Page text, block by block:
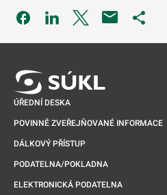
Odkaz se otevře na nové
Odkaz se otevře na
Odkaz se
ÚŘEDNÍ DESKA
POVINNĚ ZVEŘEJŇOVANÉ INFORMACE
DÁLKOVÝ PŘÍSTUP
PODATELNA/POKLADNA
ELEKTRONICKÁ PODATELNA